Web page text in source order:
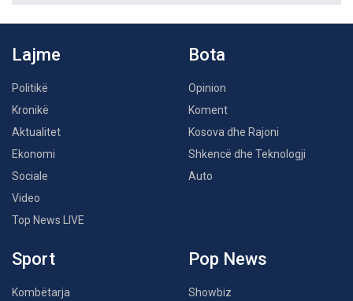
Lajme
Politikë
Kronikë
Aktualitet
Ekonomi
Sociale
Video
Top News LIVE
Bota
Opinion
Koment
Kosova dhe Rajoni
Shkencë dhe Teknologji
Auto
Sport
Kombëtarja
Pop News
Showbiz